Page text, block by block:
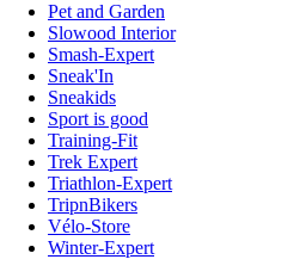
Pet and Garden
Slowood Interior
Smash-Expert
Sneak'In
Sneakids
Sport is good
Training-Fit
Trek Expert
Triathlon-Expert
TripnBikers
Vélo-Store
Winter-Expert